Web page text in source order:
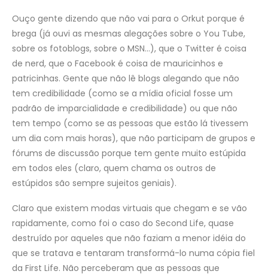
Ouço gente dizendo que não vai para o Orkut porque é
brega (já ouvi as mesmas alegações sobre o You Tube,
sobre os fotoblogs, sobre o MSN…), que o Twitter é coisa
de nerd, que o Facebook é coisa de mauricinhos e
patricinhas. Gente que não lê blogs alegando que não
tem credibilidade (como se a mídia oficial fosse um
padrão de imparcialidade e credibilidade) ou que não
tem tempo (como se as pessoas que estão lá tivessem
um dia com mais horas), que não participam de grupos e
fórums de discussão porque tem gente muito estúpida
em todos eles (claro, quem chama os outros de
estúpidos são sempre sujeitos geniais).
Claro que existem modas virtuais que chegam e se vão
rapidamente, como foi o caso do Second Life, quase
destruído por aqueles que não faziam a menor idéia do
que se tratava e tentaram transformá-lo numa cópia fiel
da First Life. Não perceberam que as pessoas que